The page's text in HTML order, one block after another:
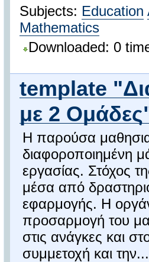
Subjects: Education
Mathematics
Downloaded: 0
template
με 2
Η παρούσα
διαφοροποιημένη
εργασίας. Στόχος
μέσα από
εφαρμογής. Η
προσαρμογή του
στις ανάγκες και
συμμετοχή και την...